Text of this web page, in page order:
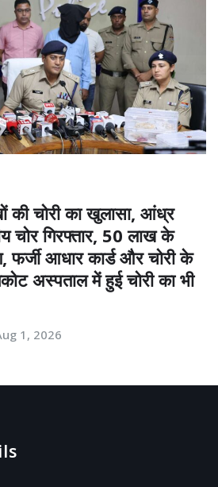
की चोरी का खुलासा, आंध्र
चोर गिरफ्तार, 50 लाख के
आधार कार्ड और चोरी के
अस्पताल में हुई चोरी का भी
1, 2026